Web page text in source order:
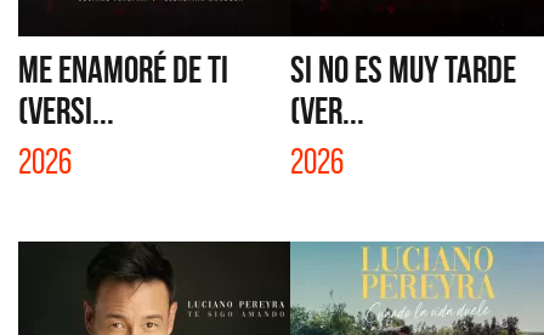
ME ENAMORÉ DE TI
(VERSI...
2026
SI NO ES MUY TARDE
(VER...
2026